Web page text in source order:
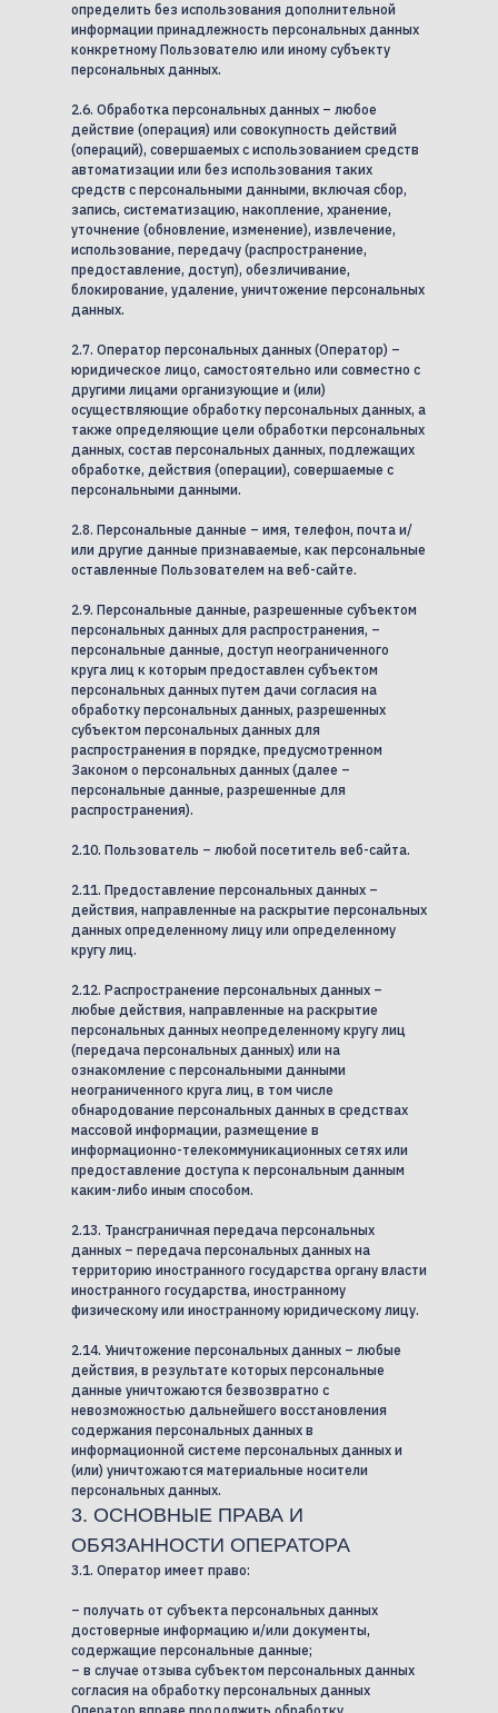
определить без использования дополнительной
информации принадлежность персональных данных
конкретному Пользователю или иному субъекту
персональных данных.
2.6. Обработка персональных данных – любое
действие (операция) или совокупность действий
(операций), совершаемых с использованием средств
автоматизации или без использования таких
средств с персональными данными, включая сбор,
запись, систематизацию, накопление, хранение,
уточнение (обновление, изменение), извлечение,
использование, передачу (распространение,
предоставление, доступ), обезличивание,
блокирование, удаление, уничтожение персональных
данных.
2.7. Оператор персональных данных (Оператор) –
юридическое лицо, самостоятельно или совместно с
другими лицами организующие и (или)
осуществляющие обработку персональных данных, а
также определяющие цели обработки персональных
данных, состав персональных данных, подлежащих
обработке, действия (операции), совершаемые с
персональными данными.
2.8. Персональные данные – имя, телефон, почта и/
или другие данные признаваемые, как персональные
оставленные Пользователем на веб-сайте.
2.9. Персональные данные, разрешенные субъектом
персональных данных для распространения, –
персональные данные, доступ неограниченного
круга лиц к которым предоставлен субъектом
персональных данных путем дачи согласия на
обработку персональных данных, разрешенных
субъектом персональных данных для
распространения в порядке, предусмотренном
Законом о персональных данных (далее –
персональные данные, разрешенные для
распространения).
2.10. Пользователь – любой посетитель веб-сайта.
2.11. Предоставление персональных данных –
действия, направленные на раскрытие персональных
данных определенному лицу или определенному
кругу лиц.
2.12. Распространение персональных данных –
любые действия, направленные на раскрытие
персональных данных неопределенному кругу лиц
(передача персональных данных) или на
ознакомление с персональными данными
неограниченного круга лиц, в том числе
обнародование персональных данных в средствах
массовой информации, размещение в
информационно-телекоммуникационных сетях или
предоставление доступа к персональным данным
каким-либо иным способом.
2.13. Трансграничная передача персональных
данных – передача персональных данных на
территорию иностранного государства органу власти
иностранного государства, иностранному
физическому или иностранному юридическому лицу.
2.14. Уничтожение персональных данных – любые
действия, в результате которых персональные
данные уничтожаются безвозвратно с
невозможностью дальнейшего восстановления
содержания персональных данных в
информационной системе персональных данных и
(или) уничтожаются материальные носители
персональных данных.
3. ОСНОВНЫЕ ПРАВА И
ОБЯЗАННОСТИ ОПЕРАТОРА
3.1. Оператор имеет право:
– получать от субъекта персональных данных
достоверные информацию и/или документы,
содержащие персональные данные;
– в случае отзыва субъектом персональных данных
согласия на обработку персональных данных